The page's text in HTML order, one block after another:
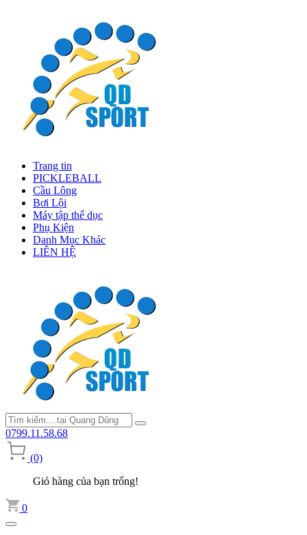
Trang tin
PICKLEBALL
Cầu Lông
Bơi Lội
Máy tập thể dục
Phụ Kiện
Danh Mục Khác
LIÊN HỆ
0799.11.58.68
(0)
Giỏ hàng của bạn trống!
0